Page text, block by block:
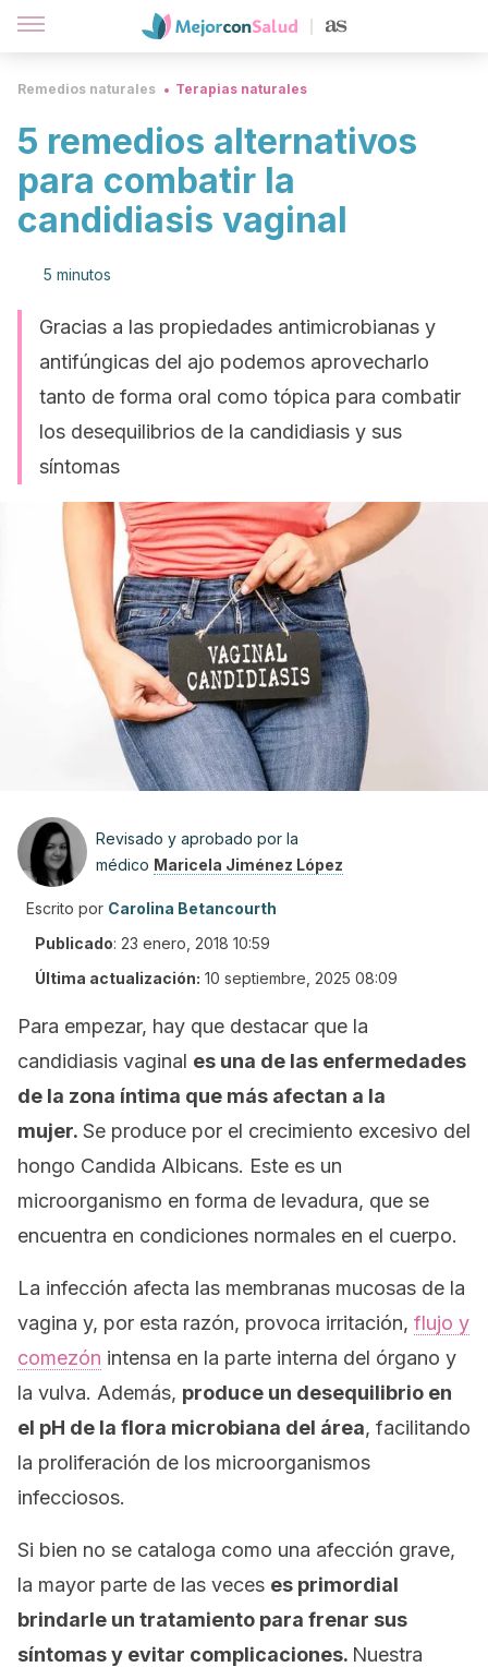
Remedios naturales Terapias naturales
5 remedios alternativos
para combatir la
candidiasis vaginal
5 minutos
Gracias a las propiedades antimicrobianas y
antifúngicas del ajo podemos aprovecharlo
tanto de forma oral como tópica para combatir
los desequilibrios de la candidiasis y sus
síntomas
Revisado y aprobado por la
médico Maricela Jiménez López
Escrito por Carolina Betancourth
Publicado: 23 enero, 2018 10:59
Última actualización: 10 septiembre, 2025 08:09
Para empezar, hay que destacar que la
candidiasis vaginal es una de las enfermedades
de la zona íntima que más afectan a la
mujer. Se produce por el crecimiento excesivo del
hongo Candida Albicans. Este es un
microorganismo en forma de levadura, que se
encuentra en condiciones normales en el cuerpo.
La infección afecta las membranas mucosas de la
vagina y, por esta razón, provoca irritación, flujo y
comezón intensa en la parte interna del órgano y
la vulva. Además, produce un desequilibrio en
el pH de la flora microbiana del área, facilitando
la proliferación de los microorganismos
infecciosos.
Si bien no se cataloga como una afección grave,
la mayor parte de las veces es primordial
brindarle un tratamiento para frenar sus
síntomas y evitar complicaciones. Nuestra